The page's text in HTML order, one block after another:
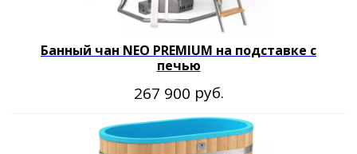
Банный чан NEO PREMIUM на подставке с
печью
267 900 руб.